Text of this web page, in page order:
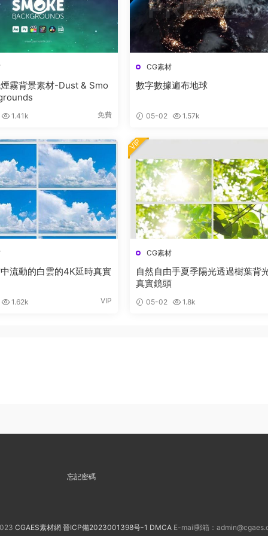
霧背景素材-Dust & Smo
1.41k 免費
CG素材
數字數據遍布地球
05-02 1.57k
流動的白雲的4K延時真實
1.62k VIP
CG素材
自然自由手夏季陽光透過樹葉背
真實鏡頭
05-02 1.8k
VIP
忘記密碼
CGAES素材網 晉ICP備2023001398号-1 DMCAE-mail郵箱：